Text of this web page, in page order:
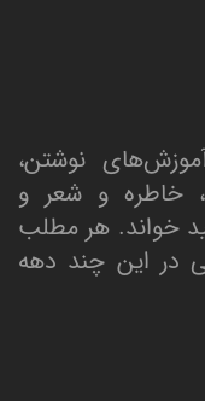
نوشتن،
خاطره و شعر و
خواند. هر مطلب
در این چند دهه